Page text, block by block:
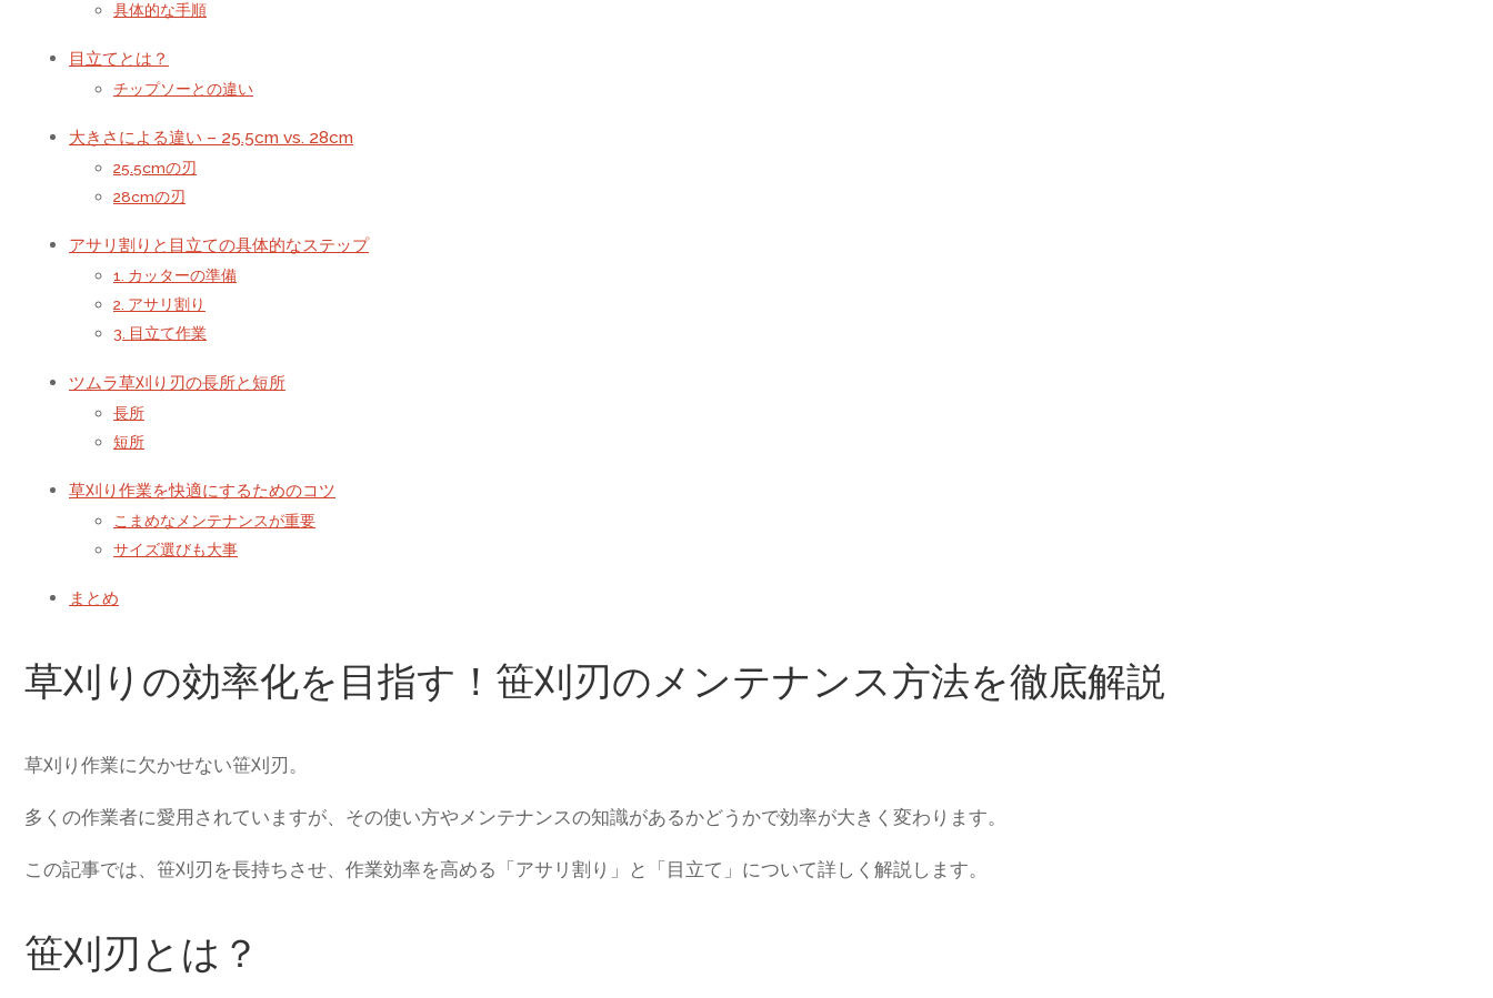
具体的な手順
目立てとは？
チップソーとの違い
大きさによる違い – 25.5cm vs. 28cm
25.5cmの刃
28cmの刃
アサリ割りと目立ての具体的なステップ
1. カッターの準備
2. アサリ割り
3. 目立て作業
ツムラ草刈り刃の長所と短所
長所
短所
草刈り作業を快適にするためのコツ
こまめなメンテナンスが重要
サイズ選びも大事
まとめ
草刈りの効率化を目指す！笹刈刃のメンテナンス方法を徹底解説
草刈り作業に欠かせない笹刈刃。
多くの作業者に愛用されていますが、その使い方やメンテナンスの知識があるかどうかで効率が大きく変わります。
この記事では、笹刈刃を長持ちさせ、作業効率を高める「アサリ割り」と「目立て」について詳しく解説します。
笹刈刃とは？